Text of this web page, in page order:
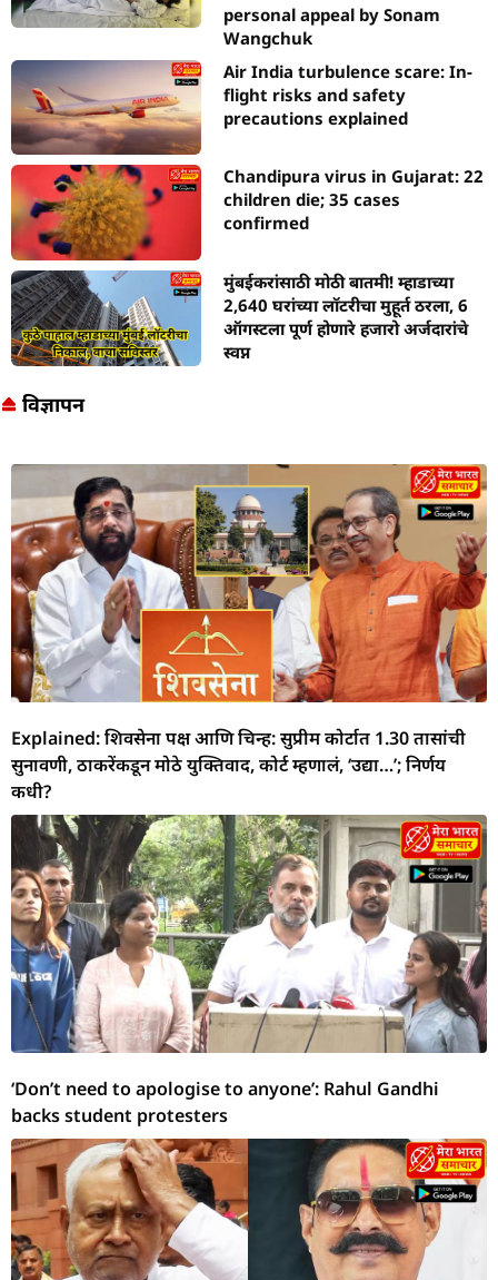
personal appeal by Sonam
Wangchuk
Air India turbulence scare: In-
flight risks and safety
precautions explained
Chandipura virus in Gujarat: 22
children die; 35 cases
confirmed
मुंबईकरांसाठी मोठी बातमी! म्हाडाच्या
2,640 घरांच्या लॉटरीचा मुहूर्त ठरला, 6
ऑगस्टला पूर्ण होणारे हजारो अर्जदारांचे
स्वप्न
विज्ञापन
Explained: शिवसेना पक्ष आणि चिन्ह: सुप्रीम कोर्टात 1.30 तासांची
सुनावणी, ठाकरेंकडून मोठे युक्तिवाद, कोर्ट म्हणालं, ‘उद्या…’; निर्णय
कधी?
‘Don’t need to apologise to anyone’: Rahul Gandhi
backs student protesters